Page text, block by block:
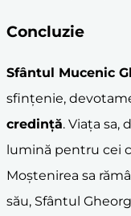
Concluzie
Sfântul Mucenic
sfințenie,
credință. Viața sa,
lumină pentru cei
Moștenirea sa
său, Sfântul